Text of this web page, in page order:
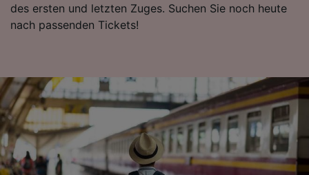
des ersten und letzten Zuges. Suchen Sie noch heute
nach passenden Tickets!